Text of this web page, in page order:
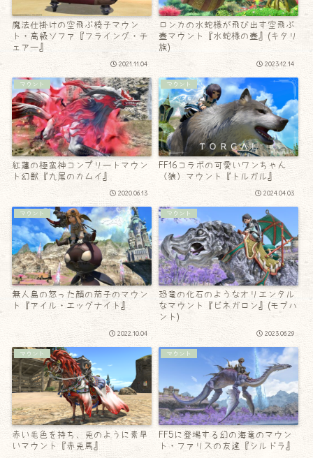
魔法仕掛けの空飛ぶ椅子マウン
ト・高級ソファ『フライング・チ
ェアー』
2021.11.04
ロンカの水蛇様が飛び出す空飛ぶ
壺マウント『水蛇様の壺』(キタリ
族)
2023.12.14
マウント
紅蓮の極蛮神コンプリートマウン
ト幻獣『九尾のカムイ』
2020.06.13
マウント
FF16コラボの可愛いワンちゃん
（狼）マウント『トルガル』
2024.04.03
マウント
無人島の怒った顔の茄子のマウン
ト『アイル・エッグナイト』
2022.10.04
マウント
恐竜の化石のようなオリエンタル
なマウント『ビネガロン』(モブハ
ント)
2023.06.29
マウント
赤い毛色を持ち、兎のように素早
いマウント『赤兎馬』
マウント
FF5に登場する幻の海竜のマウン
ト・ファリスの友達『シルドラ』